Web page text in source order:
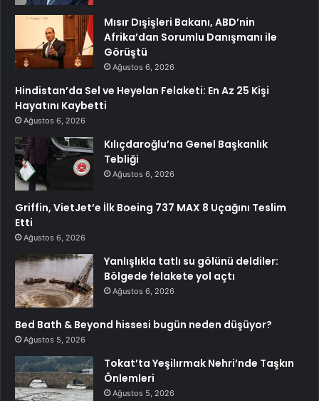
Mısır Dışişleri Bakanı, ABD’nin
Afrika’dan Sorumlu Danışmanı ile
Görüştü
Ağustos 6, 2026
Hindistan’da Sel ve Heyelan Felaketi: En Az 25 Kişi
Hayatını Kaybetti
Ağustos 6, 2026
Kılıçdaroğlu’na Genel Başkanlık
Tebliği
Ağustos 6, 2026
Griffin, VietJet’e İlk Boeing 737 MAX 8 Uçağını Teslim
Etti
Ağustos 6, 2026
Yanlışlıkla tatlı su gölünü deldiler:
Bölgede felakete yol açtı
Ağustos 6, 2026
Bed Bath & Beyond hissesi bugün neden düşüyor?
Ağustos 5, 2026
Tokat’ta Yeşilırmak Nehri’nde Taşkın
Önlemleri
Ağustos 5, 2026